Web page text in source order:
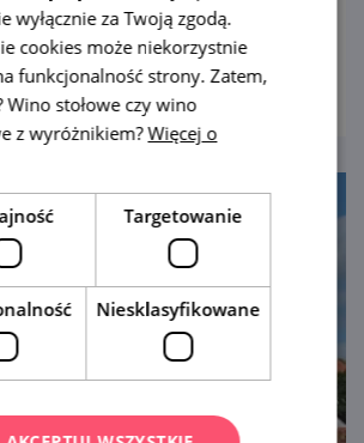
minerałów. Jako
panorama Pálavy.
pokaż
wyłącznie za Twoją zgodą.
cookies może niekorzystnie
funkcjonalność strony. Zatem,
Wino stołowe czy wino
z wyróżnikiem?Więcej o
Targetowanie
Niesklasyfikowane